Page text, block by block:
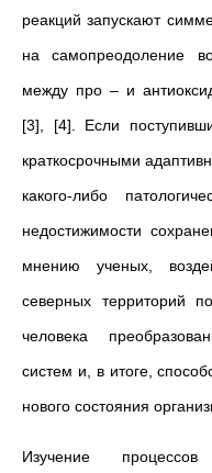
реакций запускают
на самопреодоление
между про – и
[3], [4]. Если
краткосрочными
какого-либо
недостижимости
мнению ученых,
северных территорий
человека
систем и, в итоге,
нового состояния
Изучение процессов